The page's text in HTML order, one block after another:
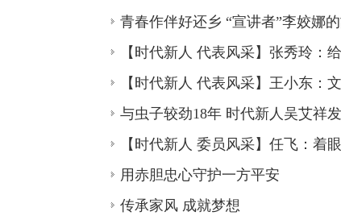
青春作伴好还乡 “宣讲者”李姣娜
【时代新人 代表风采】张秀玲：
【时代新人 代表风采】王小东：
与虫子较劲18年 时代新人吴艾祥
【时代新人 委员风采】任飞：着
用赤胆忠心守护一方平安
传承家风 成就梦想